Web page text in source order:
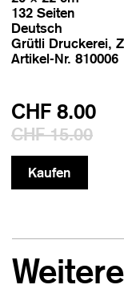
132 Seiten
Deutsch
Grütli Druckerei,
Artikel-Nr. 810006
CHF 8.00
CHF 15.00